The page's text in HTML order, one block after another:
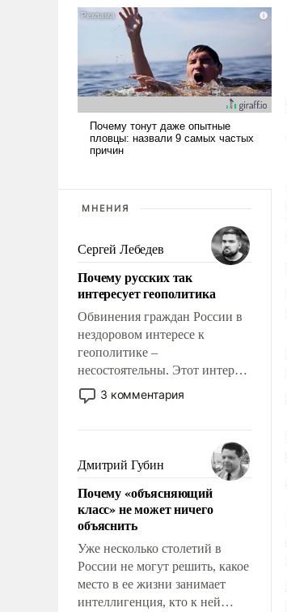
МНЕНИЯ
Сергей Лебедев
Почему русских так
интересует геополитика
Обвинения граждан России в
нездоровом интересе к
геополитике –
несостоятельны. Этот интерес
рационален и прагматичен. Он
обусловлен тысячелетним
фундаментальным знанием,
что мировая политика имеет
свойство заявляться на порог
нашего дома.
3 комментария
Дмитрий Губин
Почему «объясняющий
класс» не может ничего
объяснить
Уже несколько столетий в
России не могут решить, какое
место в ее жизни занимает
интеллигенция, кто к ней